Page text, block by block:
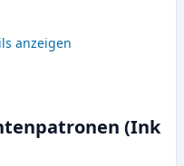
anzeigen
(Ink